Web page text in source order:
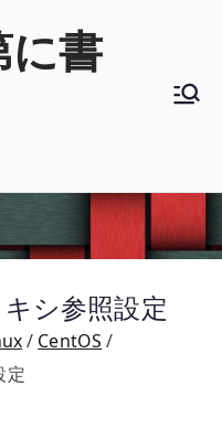
書
シ参照設定
CentOS
定